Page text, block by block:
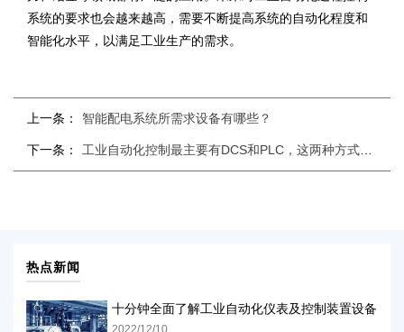
系统的要求也会越来越高，需要不断提高系统的自动化程度和
智能化水平，以满足工业生产的需求。
上一条： 智能配电系统所需求设备有哪些？
下一条： 工业自动化控制最主要有DCS和PLC，这两种方式怎么样
热点新闻
十分钟全面了解工业自动化仪表及控制装置设备
2022/12/10